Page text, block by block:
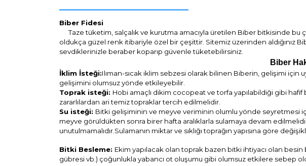
Biber Fidesi
Taze tüketim, salçalık ve kurutma amacıyla üretilen Biber bitkisinde bu
oldukça güzel renk itibariyle özel bir çeşittir. Sitemiz üzerinden aldığınız
sevdiklerinizle beraber koparıp güvenle tüketebilirsiniz.
Biber
İklim İsteği:Ilıman-sıcak iklim sebzesi olarak bilinen Biberin, gelişimi için
gelişimini olumsuz yönde etkileyebilir.
Toprak isteği: Hobi amaçlı dikim cocopeat ve torfa yapılabildiği gibi
zararlılardan ari temiz topraklar tercih edilmelidir.
Su isteği: Bitki gelişiminin ve meyve veriminin olumlu yönde seyretmesi
meyve görüldükten sonra birer hafta aralıklarla sulamaya devam
unutulmamalıdır. Sulamanın miktar ve sıklığı toprağın yapısına göre
Bitki Besleme: Ekim yapılacak olan toprak bazen bitki ihtiyacı olan
gübresi vb.) çoğunlukla yabancı ot oluşumu gibi olumsuz etkilere sebep